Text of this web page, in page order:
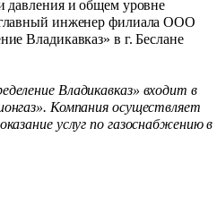
давления и общем уровне
главный инженер филиала ООО
Владикавказ» в г. Беслане
Владикавказ» входит в
Компания осуществляет
услуг по газоснабжению в